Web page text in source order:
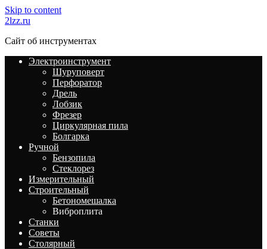
Skip to content
2lzz.ru
Сайт об инструментах
Электроинструмент
Шуруповерт
Перфоратор
Дрель
Лобзик
Фрезер
Циркулярная пила
Болгарка
Ручной
Бензопила
Стеклорез
Измерительный
Строительный
Бетономешалка
Виброплита
Станки
Советы
Столярный